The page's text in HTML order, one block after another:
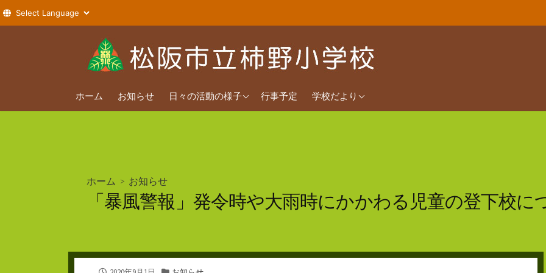
へ
ホーム お知らせ 日々の活動の様子
2026年度
行事予定 学校だより
2026年度
ホーム > お知らせ
「暴風警報」発令時や大雨時にかかわる児童の登下校に
公
カ